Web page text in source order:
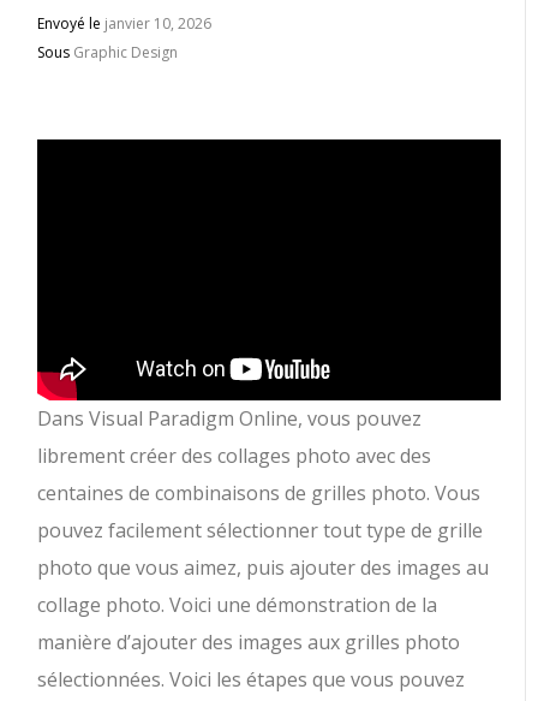
Envoyé le janvier 10, 2026
Sous Graphic Design
Dans Visual Paradigm Online, vous pouvez
librement créer des collages photo avec des
centaines de combinaisons de grilles photo. Vous
pouvez facilement sélectionner tout type de grille
photo que vous aimez, puis ajouter des images au
collage photo. Voici une démonstration de la
manière d’ajouter des images aux grilles photo
sélectionnées. Voici les étapes que vous pouvez